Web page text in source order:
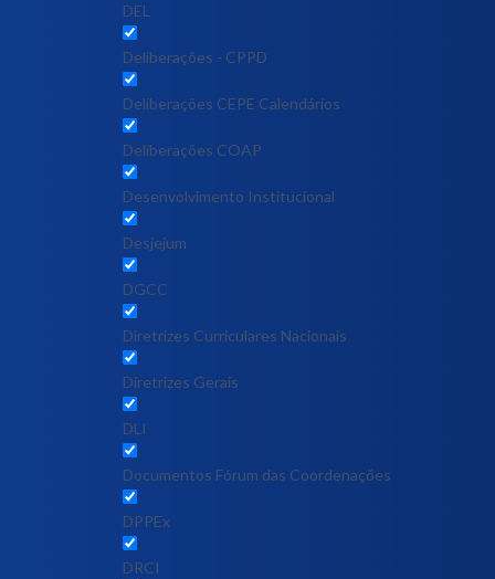
DEL
Deliberações - CPPD
Deliberações CEPE Calendários
Deliberações COAP
Desenvolvimento Institucional
Desjejum
DGCC
Diretrizes Curriculares Nacionais
Diretrizes Gerais
DLI
Documentos Fórum das Coordenações
DPPEx
DRCI